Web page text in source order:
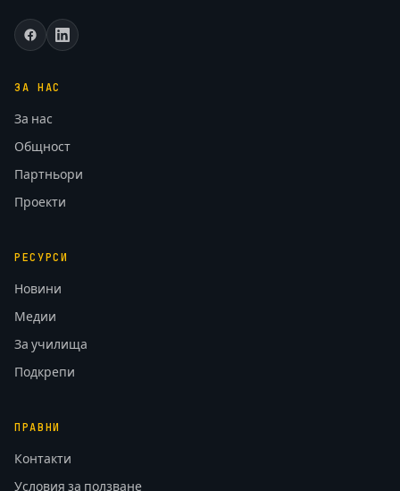
ЗА НАС
За нас
Общност
Партньори
Проекти
РЕСУРСИ
Новини
Медии
За училища
Подкрепи
ПРАВНИ
Контакти
Условия за ползване